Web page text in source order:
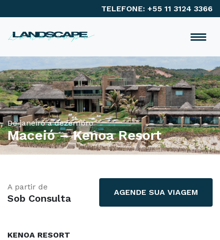
TELEFONE: +55 11 3124 3366
De janeiro a dezembro
Maceió – Kenoa Resort
A partir de
Sob Consulta AGENDE SUA VIAGEM
KENOA RESORT